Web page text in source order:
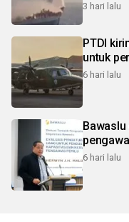
3 hari lalu
PTDI
untuk
6 hari lalu
Bawaslu
6 hari lalu